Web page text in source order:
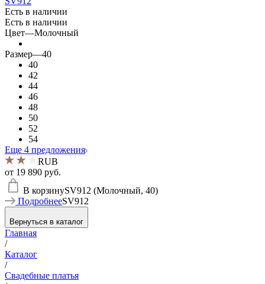
Есть в наличии
Есть в наличии
Цвет—Молочный
Размер—40
40
42
44
46
48
50
52
54
Еще 4 предложения
RUB
от 19 890 руб.
В корзинуSV912 (Молочный, 40)
ПодробнееSV912
Вернуться в каталог
Главная
/
Каталог
/
Свадебные платья